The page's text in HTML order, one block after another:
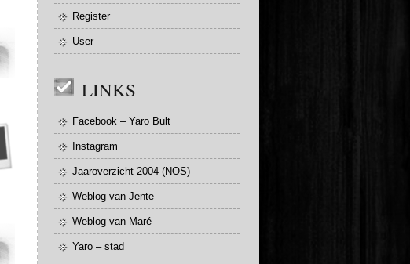
Register
User
LINKS
Facebook – Yaro Bult
Instagram
Jaaroverzicht 2004 (NOS)
Weblog van Jente
Weblog van Maré
Yaro – stad